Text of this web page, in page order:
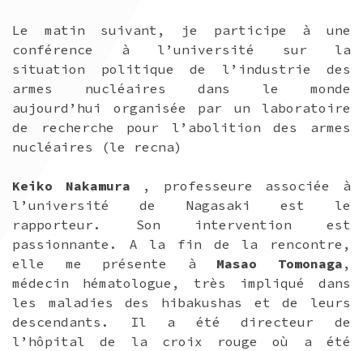
Le matin suivant, je participe à une
conférence à l’université sur la
situation politique de l’industrie des
armes nucléaires dans le monde
aujourd’hui organisée par un laboratoire
de recherche pour l’abolition des armes
nucléaires (le recna)
Keiko Nakamura , professeure associée à
l’université de Nagasaki est le
rapporteur. Son intervention est
passionnante. A la fin de la rencontre,
elle me présente à Masao Tomonaga ,
médecin hématologue, très impliqué dans
les maladies des hibakushas et de leurs
descendants. Il a été directeur de
l’hôpital de la croix rouge où a été